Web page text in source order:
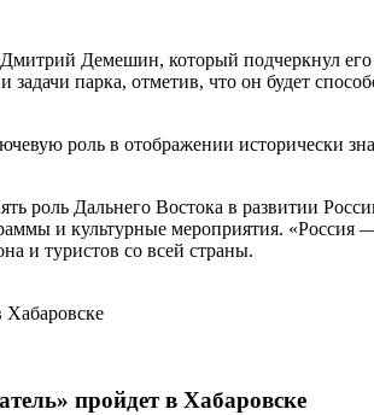
Демешин, который подчеркнул его
парка, отметив, что он будет
роль в отображении исторически
роль Дальнего Востока в развитии
и культурные мероприятия.
и туристов со всей страны.
пройдет в Хабаровске